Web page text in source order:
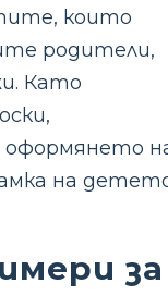
които
родители,
Като
оформянето
на
за